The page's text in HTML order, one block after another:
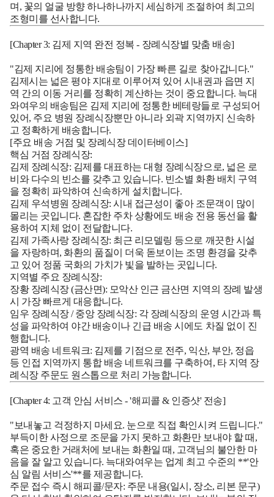
며, 꽃의 얼굴 방향 하나하나까지 세심하게 조절하여 최고의
조형미를 선사합니다.
[Chapter 3: 김제 지역 완전 정복 - 장례식장별 맞춤 배송]
"김제 지리에 정통한 배송팀이 가장 빠른 길로 찾아갑니다."
김제시는 넓은 평야 지대로 이루어져 있어 시내권과 읍면 지
역 간의 이동 거리를 정확히 계산하는 것이 중요합니다. 늑대
와여우의 배송팀은 김제 지리에 정통한 베테랑들로 구성되어
있어, 주요 병원 장례식장뿐만 아니라 외곽 지역까지 신속하
고 정확하게 배송합니다.
[주요 배송 거점 및 장례식장 데이터베이스]
핵심 거점 장례식장:
김제 장례식장: 김제를 대표하는 대형 장례식장으로, 넓은 로
비와 다수의 빈소를 갖추고 있습니다. 빈소별 화환 배치 구역
을 정확히 파악하여 신속하게 설치합니다.
김제 우석병원 장례식장:시내 접근성이 좋아 조문객이 많이
몰리는 곳입니다. 혼잡한 주차 상황에도 배송 전용 동선을 활
용하여 지체 없이 전달합니다.
김제 가족사랑 장례식장: 최근 리모델링 등으로 깨끗한 시설
을 자랑하며, 화환의 품질이 더욱 돋보이는 조명 환경을 갖추
고 있어 정품 국화의 가치가 빛을 발하는 곳입니다.
지역별 주요 장례식장:
장황 장례식장 (금산면): 모악산 인근 금산면 지역의 장례 발생
시 가장 빠르게 대응합니다.
임우 장례식장 / 중앙 장례식장: 각 장례식장의 운영 시간과 특
성을 파악하여 야간 배송이나 긴급 배송 시에도 차질 없이 진
행합니다.
광역 배송 네트워크: 김제를 기점으로 전주, 익산, 부안, 정읍
등 인접 지역까지 통합 배송 네트워크를 구축하여, 타 지역 장
례식장 주문도 원스톱으로 처리 가능합니다.
[Chapter 4: 고객 안심 서비스 - '해피콜 & 인증샷' 전송]
"보내놓고 걱정하지 마세요. 눈으로 직접 확인시켜 드립니다."
부득이한 사정으로 조문을 가지 못하고 화환만 보내야 할 때,
혹은 중요한 거래처에 보내는 화환일 때, 고객님의 불안한 마
음을 잘 알고 있습니다. 늑대와여우는 업계 최고 수준의 **'안
심 알림 서비스'**를 제공합니다.
주문 접수 즉시 해피콜/문자: 주문 내용(일시, 장소, 리본 문구)